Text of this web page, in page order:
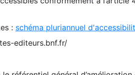
: schéma pluriannuel
editeurs.bnf.fr/